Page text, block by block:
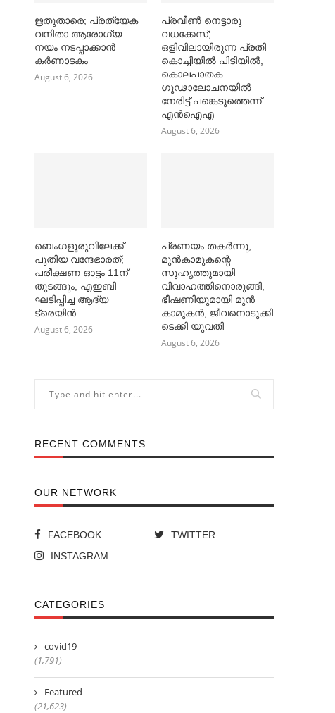
ഋതുതാരെ; പ്രത്യേക
വനിതാ ആരോഗ്യ
നയം നടപ്പാക്കാൻ
കര്‍ണാടകം
August 6, 2026
പ്രവീൺ നെട്ടാരു
വധക്കേസ്;
ഒളിവിലായിരുന്ന പ്രതി
കൊച്ചിയിൽ പിടിയിൽ,
കൊലപാതക
ഗൂഢാലോചനയിൽ
നേരിട്ട് പങ്കെടുത്തെന്ന്
എൻഐഎ
August 6, 2026
ബെംഗളൂരുവിലേക്ക്
പുതിയ വന്ദേഭാരത്;
പരീക്ഷണ ഓട്ടം 11ന്
തുടങ്ങും, എഇബി
ഘടിപ്പിച്ച ആദ്യ
ട്രെയിന്‍
August 6, 2026
പ്രണയം തകര്‍ന്നു,
മുൻകാമുകന്റെ
സുഹൃത്തുമായി
വിവാഹത്തിനൊരുങ്ങി,
ഭീഷണിയുമായി മുൻ
കാമുകൻ, ജീവനൊടുക്കി
ടെക്കി യുവതി
August 6, 2026
RECENT COMMENTS
OUR NETWORK
FACEBOOK
TWITTER
INSTAGRAM
CATEGORIES
covid19
(1,791)
Featured
(21,623)